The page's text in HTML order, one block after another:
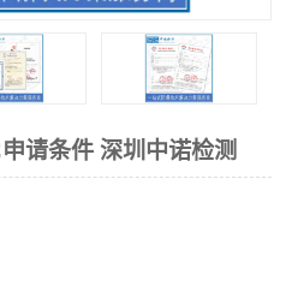
请条件 深圳中诺检测